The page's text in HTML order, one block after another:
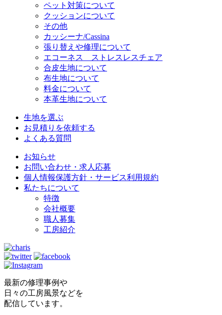
ペット対策について
クッションについて
その他
カッシーナ/Cassina
張り替えや修理について
エコーネス ストレスレスチェア
合皮生地について
布生地について
料金について
本革生地について
生地を選ぶ
お見積りを依頼する
よくある質問
お知らせ
お問い合わせ・求人応募
個人情報保護方針・サービス利用規約
私たちについて
特徴
会社概要
職人募集
工房紹介
最新の修理事例や
日々の工房風景などを
配信しています。